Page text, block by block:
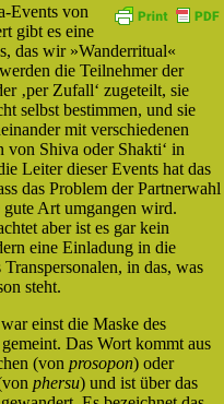
Events von
gibt es eine
das wir »Wanderritual«
die Teilnehmer der
‚per Zufall‘ zugeteilt, sie
selbst bestimmen, und sie
mit verschiedenen
von Shiva oder Shakti‘ in
Leiter dieser Events hat das
das Problem der Partnerwahl
gute Art umgangen wird.
aber ist es gar kein
eine Einladung in die
in das, was
steht.
einst die Maske des
gemeint. Das Wort kommt aus
(von prosopon) oder
phersu) und ist über das